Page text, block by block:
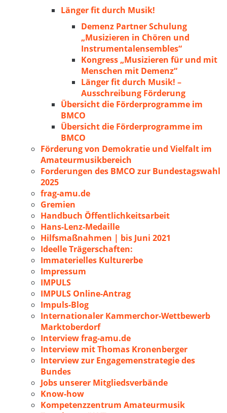
Länger fit durch Musik!
Demenz Partner Schulung
„Musizieren in Chören und
Instrumentalensembles“
Kongress „Musizieren für und mit
Menschen mit Demenz“
Länger fit durch Musik! –
Ausschreibung Förderung
Übersicht die Förderprogramme im
BMCO
Übersicht die Förderprogramme im
BMCO
Förderung von Demokratie und Vielfalt im
Amateurmusikbereich
Forderungen des BMCO zur Bundestagswahl
2025
frag-amu.de
Gremien
Handbuch Öffentlichkeitsarbeit
Hans-Lenz-Medaille
Hilfsmaßnahmen | bis Juni 2021
Ideelle Trägerschaften:
Immaterielles Kulturerbe
Impressum
IMPULS
IMPULS Online-Antrag
Impuls-Blog
Internationaler Kammerchor-Wettbewerb
Marktoberdorf
Interview frag-amu.de
Interview mit Thomas Kronenberger
Interview zur Engagemenstrategie des
Bundes
Jobs unserer Mitgliedsverbände
Know-how
Kompetenzzentrum Amateurmusik